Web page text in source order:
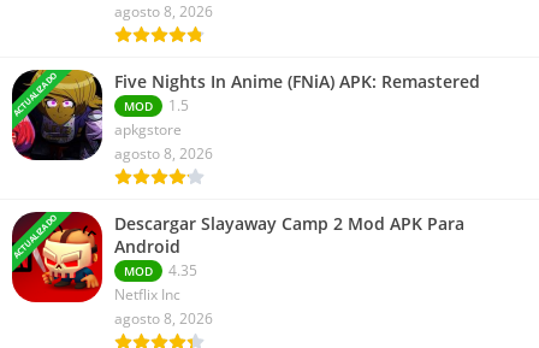
agosto 8, 2026
ACTUALIZADO Five Nights In Anime (FNiA) APK: Remastered
MOD
1.5
apkgstore
agosto 8, 2026
ACTUALIZADO
Descargar Slayaway Camp 2 Mod APK Para
Android
MOD
4.35
Netflix Inc
agosto 8, 2026